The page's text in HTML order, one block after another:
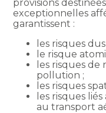
provisions
exceptionnelles
garantissent :
les risques
le risque
les risques de
pollution ;
les risques
les risques
au transport